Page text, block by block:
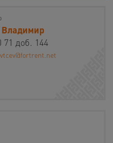
71 доб. 144